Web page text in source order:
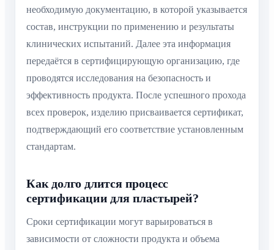
необходимую документацию, в которой указывается
состав, инструкции по применению и результаты
клинических испытаний. Далее эта информация
передаётся в сертифицирующую организацию, где
проводятся исследования на безопасность и
эффективность продукта. После успешного прохода
всех проверок, изделию присваивается сертификат,
подтверждающий его соответствие установленным
стандартам.
Как долго длится процесс
сертификации для пластырей?
Сроки сертификации могут варьироваться в
зависимости от сложности продукта и объема